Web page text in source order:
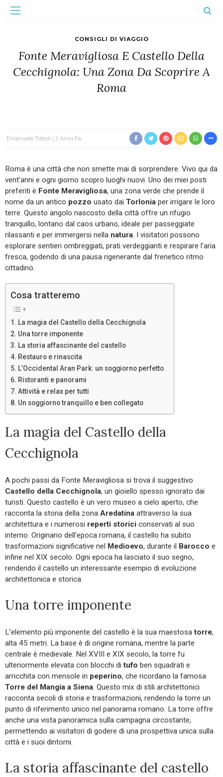
CONSIGLI DI VIAGGIO
Fonte Meravigliosa E Castello Della
Cecchignola: Una Zona Da Scoprire A
Roma
Emanuele Tottoli 2 Anni Fa
Roma è una città che non smette mai di sorprendere. Vivo qui da
vent’anni e ogni giorno scopro luoghi nuovi. Uno dei miei posti
preferiti è Fonte Meravigliosa, una zona verde che prende il
nome da un antico pozzo usato dai Torlonia per irrigare le loro
terre. Questo angolo nascosto della città offre un rifugio
tranquillo, lontano dal caos urbano, ideale per passeggiate
rilassanti e per immergersi nella natura. I visitatori possono
esplorare sentieri ombreggiati, prati verdeggianti e respirare l’aria
fresca, godendo di una pausa rigenerante dal frenetico ritmo
cittadino.
Cosa tratteremo
La magia del Castello della Cecchignola
Una torre imponente
La storia affascinante del castello
Restauro e rinascita
L’Occidental Aran Park: un soggiorno perfetto
Ristoranti e panorami
Attività e relax per tutti
Un soggiorno tranquillo e ben collegato
La magia del Castello della
Cecchignola
A pochi passi da Fonte Meravigliosa si trova il suggestivo
Castello della Cecchignola, un gioiello spesso ignorato dai
turisti. Questo castello è un vero museo a cielo aperto, che
racconta la storia della zona Aredatina attraverso la sua
architettura e i numerosi reperti storici conservati al suo
interno. Originario dell’epoca romana, il castello ha subito
trasformazioni significative nel
Medioevo, durante il Barocco e
infine nel XIX secolo. Ogni epoca ha lasciato il suo segno,
rendendo il castello un interessante esempio di evoluzione
architettonica e storica.
Una torre imponente
L’elemento più imponente del castello è la sua maestosatorre,
alta 45 metri. La base è di origine romana, mentre la parte
centrale è medievale. Nel XVIII e XIX secolo, la torre fu
ulteriormente elevata con blocchi ditufo ben squadrati e
arricchita con mensole in peperino, che ricordano la famosa
Torre del Mangia a Siena. Questo mix di stili architettonici
racconta secoli di storia e trasformazioni, rendendo la torre un
punto di riferimento unico nel panorama romano. La torre offre
anche una vista panoramica sulla campagna circostante,
permettendo ai visitatori di godere di una prospettiva unica sulla
città e i suoi dintorni.
La storia affascinante del castello